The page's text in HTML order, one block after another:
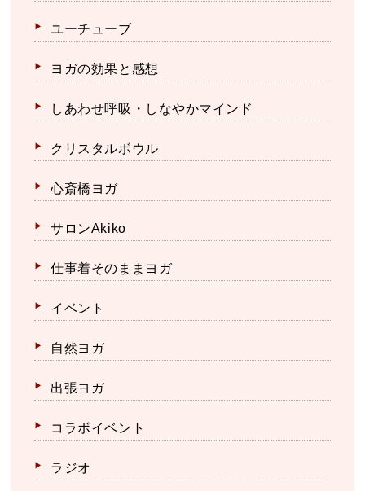
ユーチューブ
ヨガの効果と感想
しあわせ呼吸・しなやかマインド
クリスタルボウル
心斎橋ヨガ
サロンAkiko
仕事着そのままヨガ
イベント
自然ヨガ
出張ヨガ
コラボイベント
ラジオ